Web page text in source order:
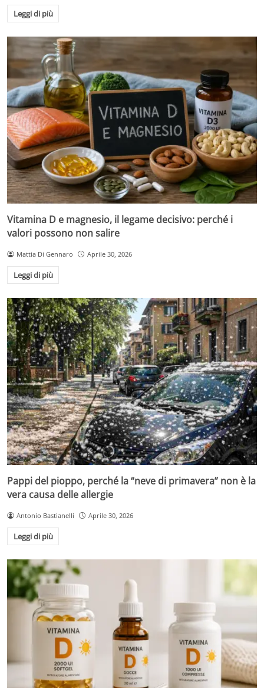
Leggi di più
Vitamina D e magnesio, il legame decisivo: perché i
valori possono non salire
Mattia Di Gennaro Aprile 30, 2026
Leggi di più
Pappi del pioppo, perché la “neve di primavera” non è la
vera causa delle allergie
Antonio Bastianelli Aprile 30, 2026
Leggi di più